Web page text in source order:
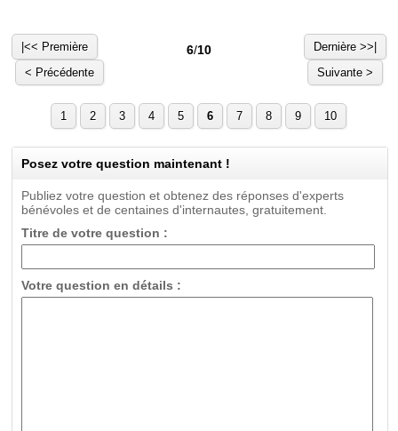
|<< Première
< Précédente
6/10
Dernière >>|
Suivante >
1 2 3 4 5 6 7 8 9 10
Posez votre question maintenant !
Publiez votre question et obtenez des réponses d'experts
bénévoles et de centaines d'internautes, gratuitement.
Titre de votre question :
Votre question en détails :